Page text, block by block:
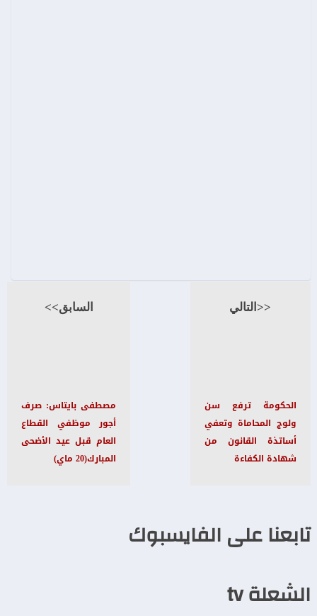
السابق>>
مصطفى بايتاس: صرف
أجور موظفي القطاع
العام قبل عيد الأضحى
المبارك(20 ماي)
<<التالي
الحكومة ترفع سن
ولوج المحاماة وتعفي
أساتذة القانون من
شهادة الكفاءة
تابعنا على الفايسبوك
الشعلة tv